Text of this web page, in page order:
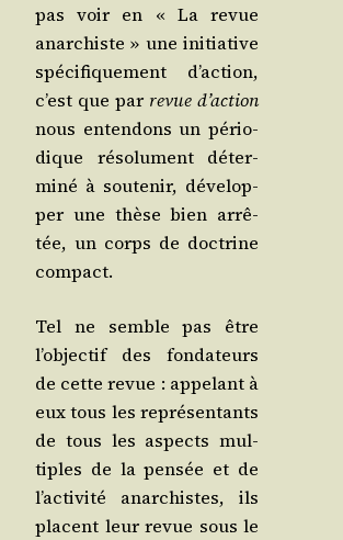
pas voir en « La revue
anar­chiste » une ini­tia­tive
spé­ci­fi­que­ment d’ac­tion,
c’est que par revue d’ac­tion
nous enten­dons un pério­
dique réso­lu­ment déter­
mi­né à sou­te­nir, déve­lop­
per une thèse bien arrê­
tée, un corps de doc­trine
compact.
Tel ne semble pas être
l’ob­jec­tif des fon­da­teurs
de cette revue : appe­lant à
eux tous les repré­sen­tants
de tous les aspects mul­
tiples de la pen­sée et de
l’ac­ti­vi­té anar­chistes, ils
placent leur revue sous le